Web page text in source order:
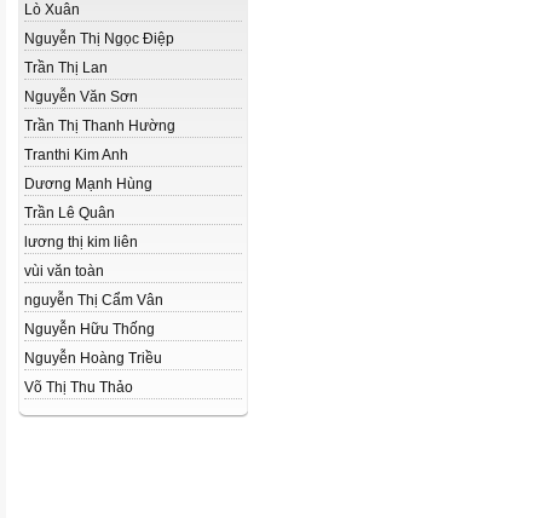
Lò Xuân
Nguyễn Thị Ngọc Điệp
Trần Thị Lan
Nguyễn Văn Sơn
Trần Thị Thanh Hường
Tranthi Kim Anh
Dương Mạnh Hùng
Trần Lê Quân
lương thị kim liên
vùi văn toàn
nguyễn Thị Cẩm Vân
Nguyễn Hữu Thống
Nguyễn Hoàng Triều
Võ Thị Thu Thảo